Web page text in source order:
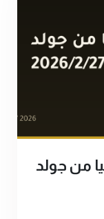
من جولد